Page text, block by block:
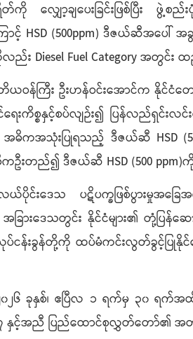
ော့ချပေးခြင်းဖြစ်ပြီး ဖွဲ့စည်
ောင့် HSD (500ppm) ဒီဇယ်ဆီအပေ
ကိုလည်း Diesel Fuel Category
တိယဝန်ကြီး ဦးဟန်ဝင်းအောင်က နို
ကိစ္စနှင့်စပ်လျဉ်း၍ ပြန်လည်ရှင်း
ကအသုံးပြုရသည့် ဒီဇယ်ဆီ HSD
းတည်၍ ဒီဇယ်ဆီ HSD (500 ppm)ကို က
းဒေသ ပဋိပက္ခဖြစ်ပွားမှုအခြေ
ခြားဒေသတွင်း နိုင်ငံများ၏ တုံ့ပြ
န်းခွန်တို့ကို ထပ်မံကင်းလွတ်ခွင့်ပြုနိုင်
၀၂၆ ခုနှစ်၊ ဧပြီလ ၁ ရက်မှ ၃၀
င့်အညီ ပြည်ထောင်စုလွှတ်တော်၏ အတည်